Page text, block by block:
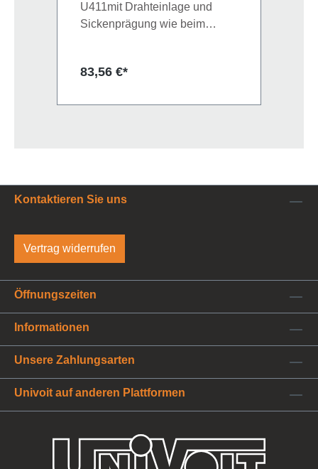
U411mit Drahteinlage und
Sickenprägung wie beim
Regulärer Preis:
83,56 €*
Kontaktieren Sie uns
Vertrag widerrufen
Öffnungszeiten
Informationen
Unsere Zahlungsarten
Univoit auf anderen Plattformen